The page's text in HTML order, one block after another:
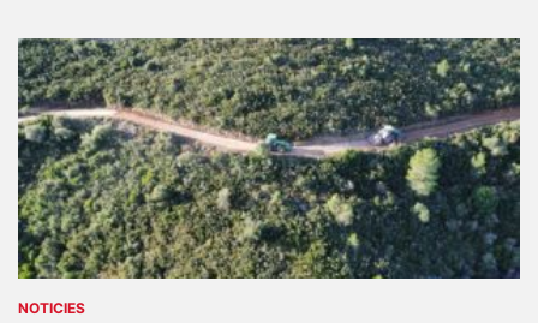
NOTICIES